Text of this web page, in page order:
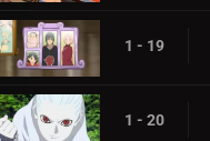
1 - 19
1 - 20